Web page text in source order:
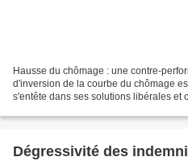
Hausse du chômage : une contre-
d'inversion de la courbe du chômage
s'entête dans ses solutions libérales et
Dégressivité des